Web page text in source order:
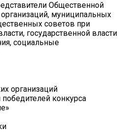
Общественной
муниципальных
советов при
государственной власти
социальные
организаций
конкурса